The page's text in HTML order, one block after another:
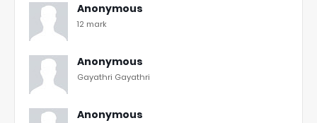
Anonymous
12 mark
Anonymous
Gayathri Gayathri
Anonymous